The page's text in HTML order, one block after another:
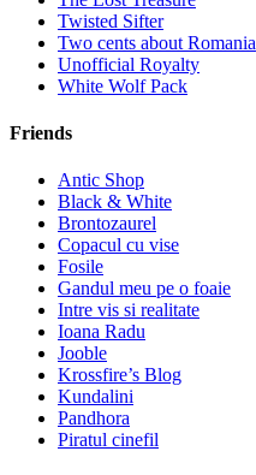
Twisted Sifter
Two cents about Romania
Unofficial Royalty
White Wolf Pack
Friends
Antic Shop
Black & White
Brontozaurel
Copacul cu vise
Fosile
Gandul meu pe o foaie
Intre vis si realitate
Ioana Radu
Jooble
Krossfire’s Blog
Kundalini
Pandhora
Piratul cinefil